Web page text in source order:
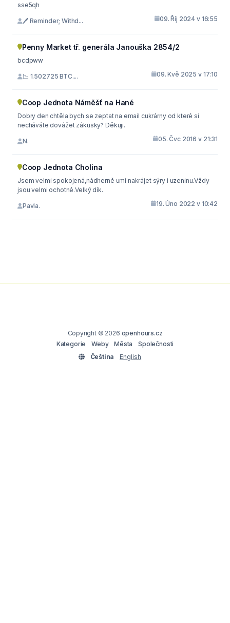
sse5qh
🖊 Reminder; Withd... 09. Říj 2024 v 16:55
Penny Market tř. generála Janouška 2854/2
bcdpww
📉 1.502725 BTC.... 09. Kvě 2025 v 17:10
Coop Jednota Náměšť na Hané
Dobry den chtěla bych se zeptat na email cukrárny od které si
necháváte dovážet zákusky? Děkuji.
N. 05. Čvc 2016 v 21:31
Coop Jednota Cholina
Jsem velmi spokojená,nádherně umí nakrájet sýry i uzeninu.Vždy
jsou velmi ochotné.Velký dík.
Pavla. 19. Úno 2022 v 10:42
Copyright © 2026 openhours.cz
Kategorie
Weby Města
Společnosti
Čeština
English